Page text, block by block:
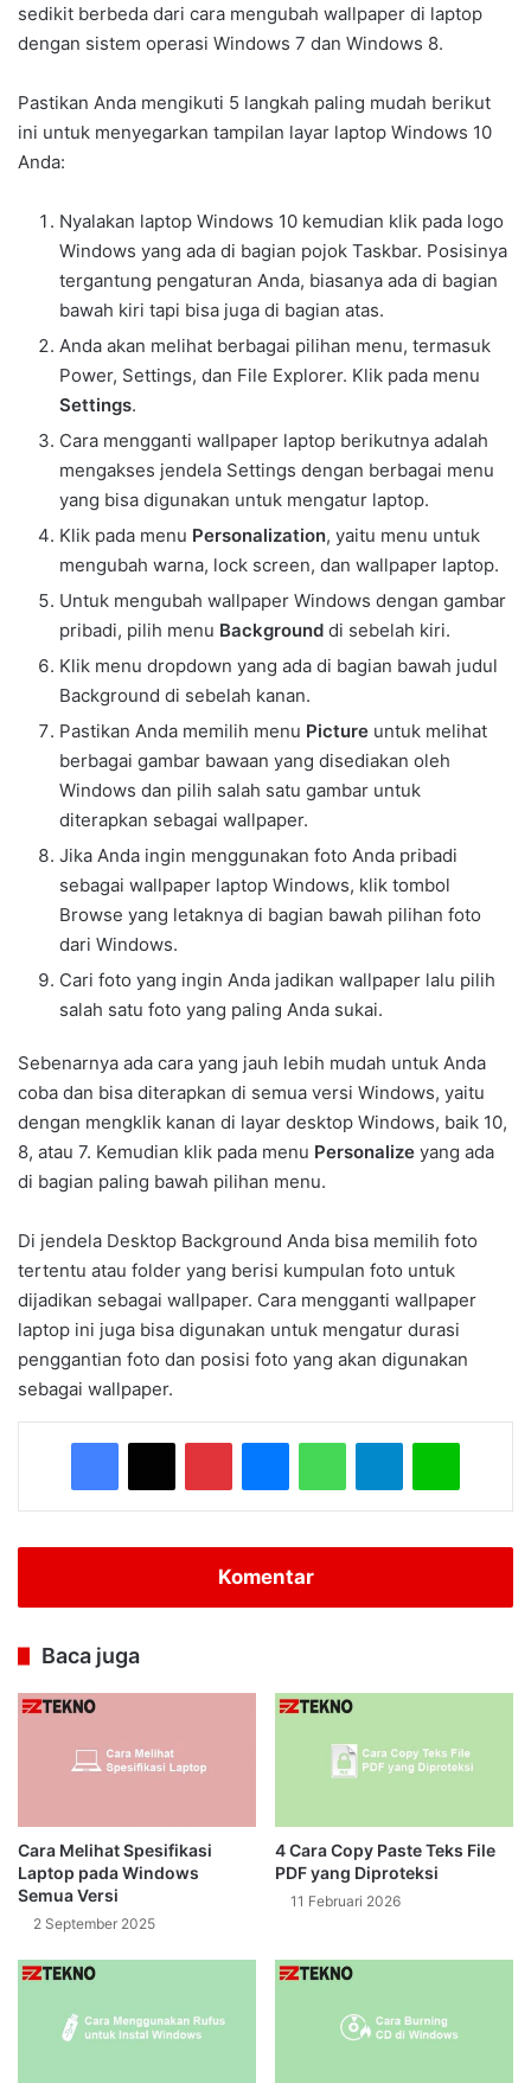
sedikit berbeda dari cara mengubah wallpaper di laptop
dengan sistem operasi Windows 7 dan Windows 8.
Pastikan Anda mengikuti 5 langkah paling mudah berikut
ini untuk menyegarkan tampilan layar laptop Windows 10
Anda:
Nyalakan laptop Windows 10 kemudian klik pada logo
Windows yang ada di bagian pojok Taskbar. Posisinya
tergantung pengaturan Anda, biasanya ada di bagian
bawah kiri tapi bisa juga di bagian atas.
Anda akan melihat berbagai pilihan menu, termasuk
Power, Settings, dan File Explorer. Klik pada menu
Settings.
Cara mengganti wallpaper laptop berikutnya adalah
mengakses jendela Settings dengan berbagai menu
yang bisa digunakan untuk mengatur laptop.
Klik pada menu Personalization, yaitu menu untuk
mengubah warna, lock screen, dan wallpaper laptop.
Untuk mengubah wallpaper Windows dengan gambar
pribadi, pilih menu Background di sebelah kiri.
Klik menu dropdown yang ada di bagian bawah judul
Background di sebelah kanan.
Pastikan Anda memilih menu Picture untuk melihat
berbagai gambar bawaan yang disediakan oleh
Windows dan pilih salah satu gambar untuk
diterapkan sebagai wallpaper.
Jika Anda ingin menggunakan foto Anda pribadi
sebagai wallpaper laptop Windows, klik tombol
Browse yang letaknya di bagian bawah pilihan foto
dari Windows.
Cari foto yang ingin Anda jadikan wallpaper lalu pilih
salah satu foto yang paling Anda sukai.
Sebenarnya ada cara yang jauh lebih mudah untuk Anda
coba dan bisa diterapkan di semua versi Windows, yaitu
dengan mengklik kanan di layar desktop Windows, baik 10,
8, atau 7. Kemudian klik pada menu Personalize yang ada
di bagian paling bawah pilihan menu.
Di jendela Desktop Background Anda bisa memilih foto
tertentu atau folder yang berisi kumpulan foto untuk
dijadikan sebagai wallpaper. Cara mengganti wallpaper
laptop ini juga bisa digunakan untuk mengatur durasi
penggantian foto dan posisi foto yang akan digunakan
sebagai wallpaper.
Facebook
X PinterestMessengerWhatsAppTelegramLine
Komentar
Baca juga
Cara Melihat Spesifikasi
Laptop pada Windows
Semua Versi
2 September 2025
4 Cara Copy Paste Teks File
PDF yang Diproteksi
11 Februari 2026